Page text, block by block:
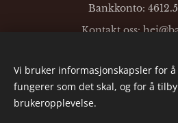
Bankkonto:
Kontakt oss: hei@
English
Vi bruker informasjonskapsler for
fungerer som det skal, og for å
brukeropplevelse.